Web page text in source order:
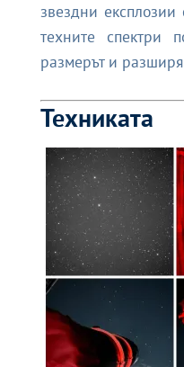
звездни
техните спектри
размерът и
Техниката